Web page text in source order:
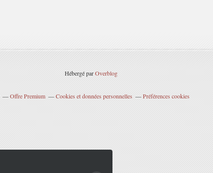
Hébergé parOverblog
Offre Premium Cookies et données personnelles Préférences cookies